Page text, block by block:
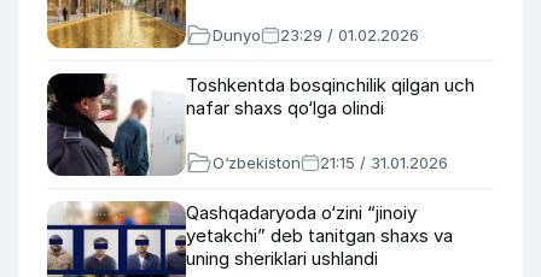
Dunyo 23:29 / 01.02.2026
Toshkentda bosqinchilik qilgan uch
nafar shaxs qo‘lga olindi
O‘zbekiston 21:15 / 31.01.2026
Qashqadaryoda o‘zini “jinoiy
yetakchi” deb tanitgan shaxs va
uning sheriklari ushlandi